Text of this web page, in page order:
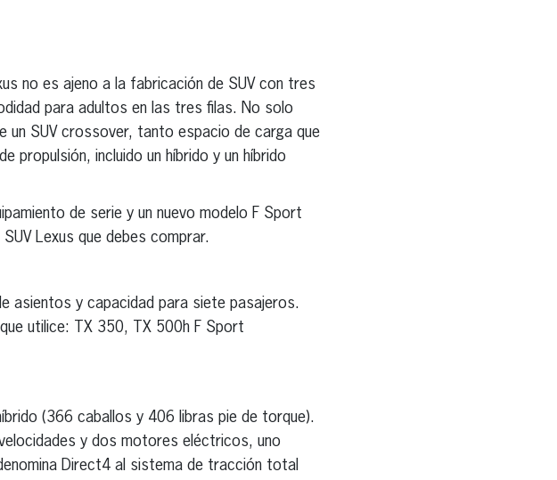
no es ajeno a la fabricación de SUV con tres
para adultos en las tres filas. No solo
un SUV crossover, tanto espacio de carga que
propulsión, incluido un híbrido y un híbrido
de serie y un nuevo modelo F Sport
Lexus que debes comprar.
asientos y capacidad para siete pasajeros.
utilice: TX 350, TX 500h F Sport
(366 caballos y 406 libras pie de torque).
y dos motores eléctricos, uno
Direct4 al sistema de tracción total